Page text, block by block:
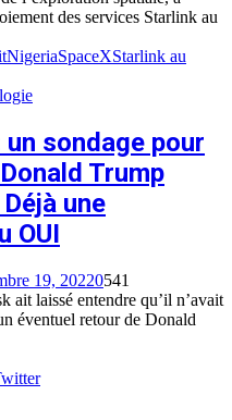
des services Starlink au
NigeriaSpaceXStarlink au
sondage pour
Trump
une
OUI
19, 20220541
ait laissé entendre qu’il n’avait
éventuel retour de Donald